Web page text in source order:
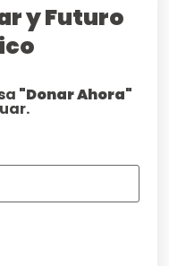
y Futuro
"Donar Ahora"